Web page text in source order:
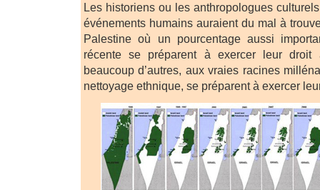
Les historiens ou les anthropologues
événements humains auraient du mal à
Palestine où un pourcentage aussi
récente se préparent à exercer leur droit
beaucoup d’autres, aux vraies racines
nettoyage ethnique, se préparent à exercer